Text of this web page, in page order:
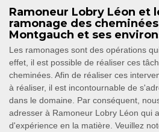
Ramoneur Lobry Léon et
ramonage des
Montgauch et ses
Les ramonages sont des opérations
effet, il est possible de réaliser ces
cheminées. Afin de réaliser ces
à réaliser, il est incontournable de
dans le domaine. Par conséquent,
adresser à Ramoneur Lobry Léon qui
d'expérience en la matière. Veuillez